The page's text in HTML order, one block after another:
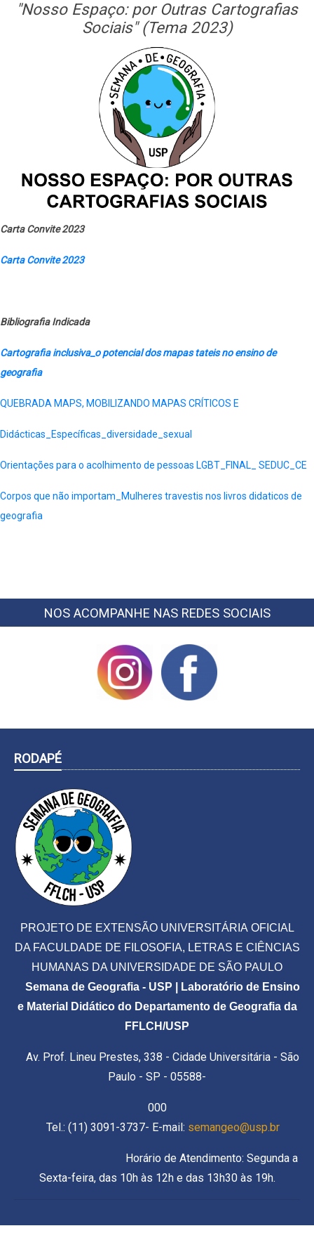
"Nosso Espaço: por Outras Cartografias
Sociais" (Tema 2023)
Carta Convite 2023
Carta Convite 2023
Bibliografia Indicada
Cartografia inclusiva_o potencial dos mapas tateis no ensino de
geografia
QUEBRADA MAPS, MOBILIZANDO MAPAS CRÍTICOS E
Didácticas_Específicas_diversidade_sexual
Orientações para o acolhimento de pessoas LGBT_FINAL_ SEDUC_CE
Corpos que não importam_Mulheres travestis nos livros didaticos de
geografia
NOS ACOMPANHE NAS REDES SOCIAIS
RODAPÉ
PROJETO DE EXTENSÃO UNIVERSITÁRIA OFICIAL
DA FACULDADE DE FILOSOFIA, LETRAS E CIÊNCIAS
HUMANAS DA UNIVERSIDADE DE SÃO PAULO
Semana de Geografia - USP | Laboratório de Ensino
e Material Didático do Departamento de Geografia da
FFLCH/USP
Av. Prof. Lineu Prestes, 338 - Cidade Universitária - São
Paulo - SP - 05588-
000
Tel.: (11) 3091-3737- E-mail: semangeo@usp.br
Horário de Atendimento: Segunda a
Sexta-feira, das 10h às 12h e das 13h30 às 19h.